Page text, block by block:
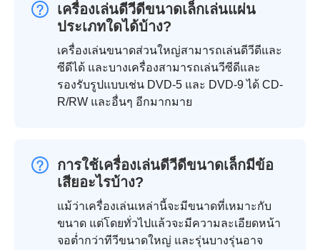
เครื่องเล่นดีวีดีขนาดเล็กเล่นแผ่น
ประเภทใดได้บ้าง?
เครื่องเล่นขนาดส่วนใหญ่สามารถเล่นดีวีดีและ
ซีดีได้ และบางเครื่องสามารถเล่นวีซีดีและ
รองรับรูปแบบเช่น DVD-5 และ DVD-9 ได้ CD-
R/RW และอื่นๆ อีกมากมาย
การใช้เครื่องเล่นดีวีดีขนาดเล็กมีข้อ
เสียอะไรบ้าง?
แม้ว่าเครื่องเล่นเหล่านี้จะมีขนาดที่เหมาะกับ
ขนาด แต่โดยทั่วไปแล้วจะมีความละเอียดหน้า
จอต่ำกว่าทีวีขนาดใหญ่ และรุ่นบางรุ่นอาจ